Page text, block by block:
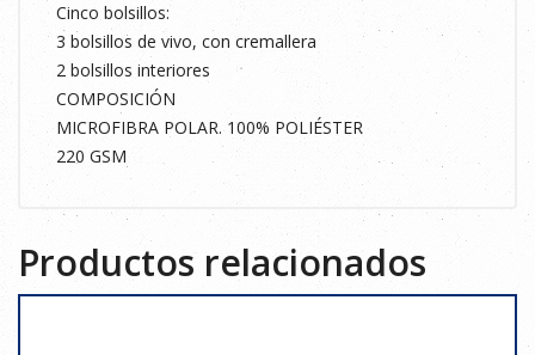
Cinco bolsillos:
3 bolsillos de vivo, con cremallera
2 bolsillos interiores
COMPOSICIÓN
MICROFIBRA POLAR. 100% POLIÉSTER
220 GSM
Productos relacionados